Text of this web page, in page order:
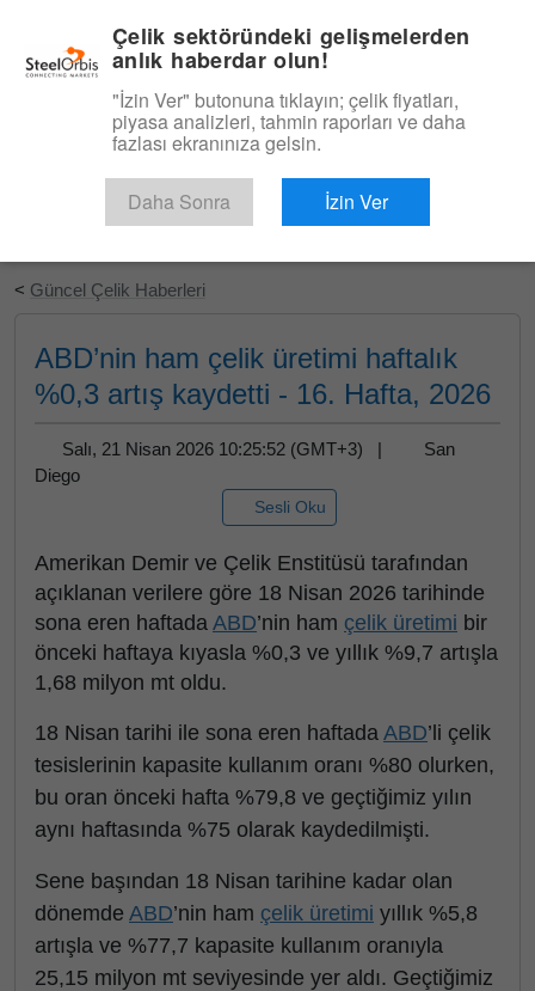
Ücretsiz Deneyin
< Güncel Çelik Haberleri
ABD’nin ham çelik üretimi haftalık
%0,3 artış kaydetti - 16. Hafta, 2026
Salı, 21 Nisan 2026 10:25:52 (GMT+3) |
San
Diego
Sesli Oku
Amerikan Demir ve Çelik Enstitüsü tarafından
açıklanan verilere göre 18 Nisan 2026 tarihinde
sona eren haftada ABD’nin ham çelik üretimi bir
önceki haftaya kıyasla %0,3 ve yıllık %9,7 artışla
1,68 milyon mt oldu.
18 Nisan tarihi ile sona eren haftada ABD’li çelik
tesislerinin kapasite kullanım oranı %80 olurken,
bu oran önceki hafta %79,8 ve geçtiğimiz yılın
aynı haftasında %75 olarak kaydedilmişti.
Sene başından 18 Nisan tarihine kadar olan
dönemde ABD’nin ham çelik üretimi yıllık %5,8
artışla ve %77,7 kapasite kullanım oranıyla
25,15 milyon mt seviyesinde yer aldı. Geçtiğimiz
Çelik sektöründeki gelişmelerden
anlık haberdar olun!
"İzin Ver" butonuna tıklayın; çelik fiyatları,
piyasa analizleri, tahmin raporları ve daha
fazlası ekranınıza gelsin.
Daha Sonra İzin Ver